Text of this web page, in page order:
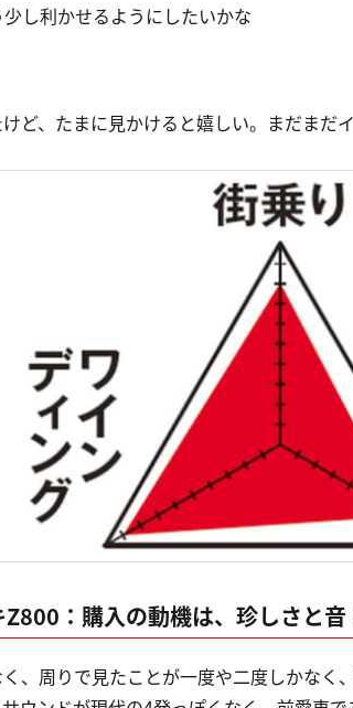
少し利かせるようにしたいかな
けど、たまに見かけると嬉しい。まだまだ
：購入の動機は、珍しさと音
く、周りで見たことが一度や二度しかな